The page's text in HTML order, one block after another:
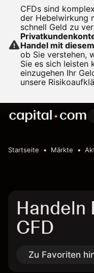
CFDs sind
der Hebelwirkung
schnell Geld zu
Handel mit
ob Sie verstehen,
Sie es sich leisten
einzugehen Ihr
unsere
Startseite Märkte
Handeln
CFD
Zu Favoriten